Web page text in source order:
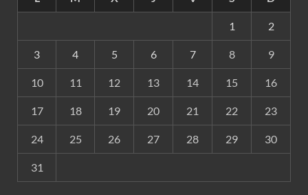
1 2
3 4 5 6 7 8 9
10 11 12 13 14 15 16
17 18 19 20 21 22 23
24 25 26 27 28 29 30
31